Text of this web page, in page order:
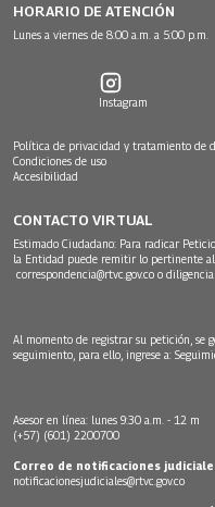
HORARIO DE ATENCIÓN
Lunes a viernes de 8:00 a.m. a 5:00 p.m.
Instagram
Política de privacidad y tratamiento de
Condiciones de uso
Accesibilidad
CONTACTO VIRTUAL
Estimado Ciudadano: Para radicar
la Entidad puede remitir lo pertinente
correspondencia@rtvc.gov.co o
Al momento de registrar su petición, se
seguimiento, para ello, ingrese a:
Asesor en línea: lunes 9:30 a.m. - 12 m
(+57) (601) 2200700
Correo de notificaciones
notificacionesjudiciales@rtvc.gov.co